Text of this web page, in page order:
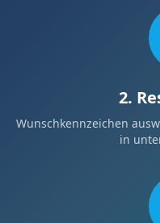
2.
Wunschkennzeichen
in